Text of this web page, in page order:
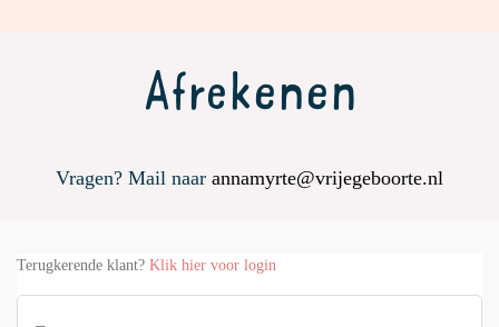
Afrekenen
Vragen? Mail naar annamyrte@vrijegeboorte.nl
Terugkerende klant? Klik hier voor login